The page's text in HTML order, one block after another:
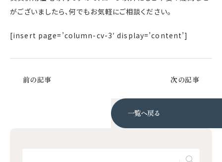
がございましたら、何でもお気軽にご相談ください。
[insert page=’column-cv-3′ display=’content’]
前の記事
一覧へ戻る
次の記事